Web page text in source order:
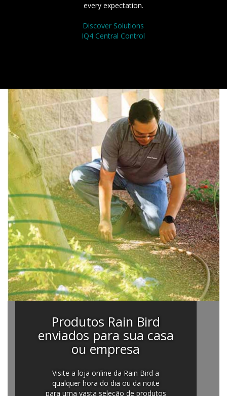
every expectation.
Discover Solutions
IQ4 Central Control
Produtos Rain Bird
enviados para sua casa
ou empresa
Visite a loja online da Rain Bird a
qualquer hora do dia ou da noite
para uma vasta seleção de produtos